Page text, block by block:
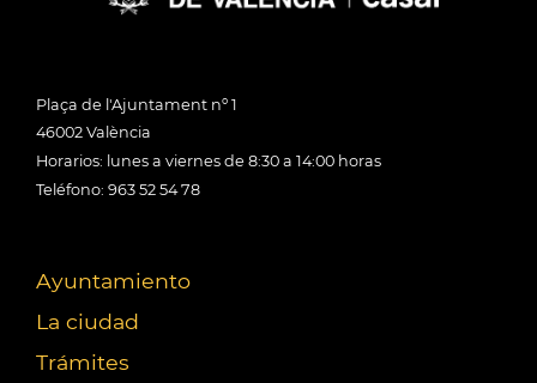
Plaça de l'Ajuntament nº 1
46002 València
Horarios: lunes a viernes de 8:30 a 14:00 horas
Teléfono: 963 52 54 78
Ayuntamiento
La ciudad
Trámites